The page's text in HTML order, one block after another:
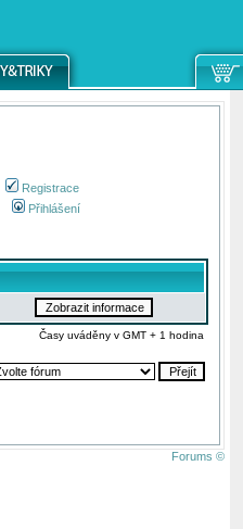
Registrace
Přihlášení
Časy uváděny v GMT + 1 hodina
Forums ©